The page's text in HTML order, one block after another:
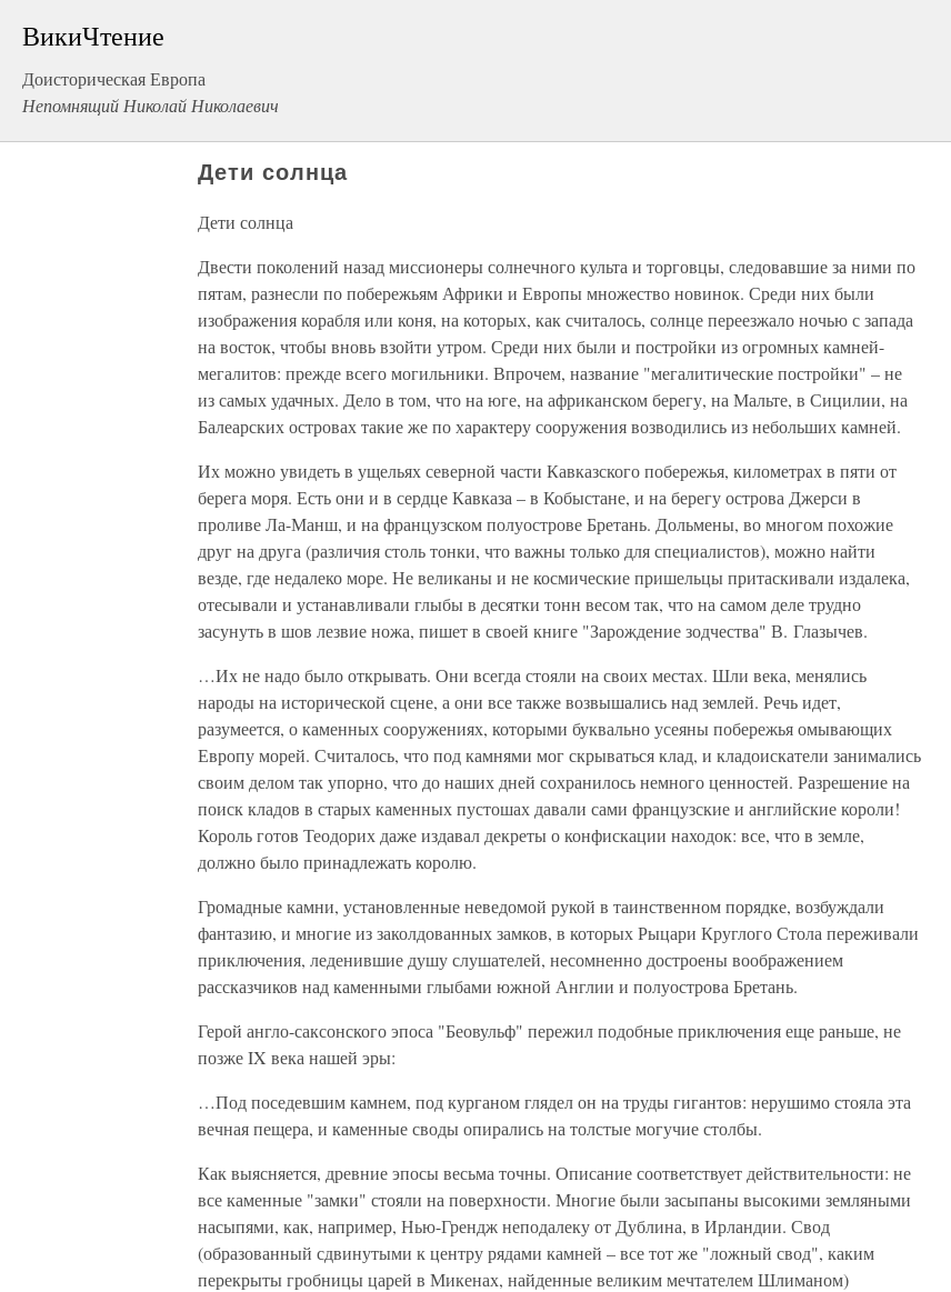
ВикиЧтение
Доисторическая Европа
Непомнящий Николай Николаевич
Дети солнца
Дети солнца
Двести поколений назад миссионеры солнечного культа и торговцы, следовавшие за ними по
пятам, разнесли по побережьям Африки и Европы множество новинок. Среди них были
изображения корабля или коня, на которых, как считалось, солнце переезжало ночью с запада
на восток, чтобы вновь взойти утром. Среди них были и постройки из огромных камней-
мегалитов: прежде всего могильники. Впрочем, название "мегалитические постройки" – не
из самых удачных. Дело в том, что на юге, на африканском берегу, на Мальте, в Сицилии, на
Балеарских островах такие же по характеру сооружения возводились из небольших камней.
Их можно увидеть в ущельях северной части Кавказского побережья, километрах в пяти от
берега моря. Есть они и в сердце Кавказа – в Кобыстане, и на берегу острова Джерси в
проливе Ла-Манш, и на французском полуострове Бретань. Дольмены, во многом похожие
друг на друга (различия столь тонки, что важны только для специалистов), можно найти
везде, где недалеко море. Не великаны и не космические пришельцы притаскивали издалека,
отесывали и устанавливали глыбы в десятки тонн весом так, что на самом деле трудно
засунуть в шов лезвие ножа, пишет в своей книге "Зарождение зодчества" В. Глазычев.
…Их не надо было открывать. Они всегда стояли на своих местах. Шли века, менялись
народы на исторической сцене, а они все также возвышались над землей. Речь идет,
разумеется, о каменных сооружениях, которыми буквально усеяны побережья омывающих
Европу морей. Считалось, что под камнями мог скрываться клад, и кладоискатели занимались
своим делом так упорно, что до наших дней сохранилось немного ценностей. Разрешение на
поиск кладов в старых каменных пустошах давали сами французские и английские короли!
Король готов Теодорих даже издавал декреты о конфискации находок: все, что в земле,
должно было принадлежать королю.
Громадные камни, установленные неведомой рукой в таинственном порядке, возбуждали
фантазию, и многие из заколдованных замков, в которых Рыцари Круглого Стола переживали
приключения, леденившие душу слушателей, несомненно достроены воображением
рассказчиков над каменными глыбами южной Англии и полуострова Бретань.
Герой англо-саксонского эпоса "Беовульф" пережил подобные приключения еще раньше, не
позже IX века нашей эры:
…Под поседевшим камнем, под курганом глядел он на труды гигантов: нерушимо стояла эта
вечная пещера, и каменные своды опирались на толстые могучие столбы.
Как выясняется, древние эпосы весьма точны. Описание соответствует действительности: не
все каменные "замки" стояли на поверхности. Многие были засыпаны высокими земляными
насыпями, как, например, Нью-Грендж неподалеку от Дублина, в Ирландии. Свод
(образованный сдвинутыми к центру рядами камней – все тот же "ложный свод", каким
перекрыты гробницы царей в Микенах, найденные великим мечтателем Шлиманом)